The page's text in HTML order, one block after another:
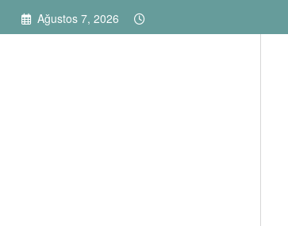
İçeriğe Ağustos 7, 2026